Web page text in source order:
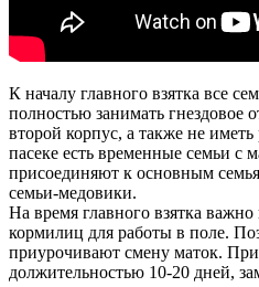
К началу главного взятка все
полностью занимать гнездовое
второй корпус, а также не
пасеке есть временные семьи
присоединяют к основным
семьи-медовики.
На время главного взятка
кормилиц для работы в поле.
приурочивают смену маток.
должительностью 10-20 дней,